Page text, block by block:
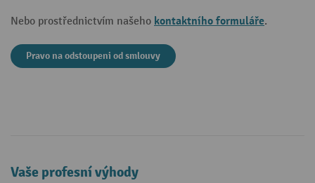
Nebo prostřednictvím našeho kontaktního formuláře.
Pravo na odstoupeni od smlouvy
Vaše profesní výhody